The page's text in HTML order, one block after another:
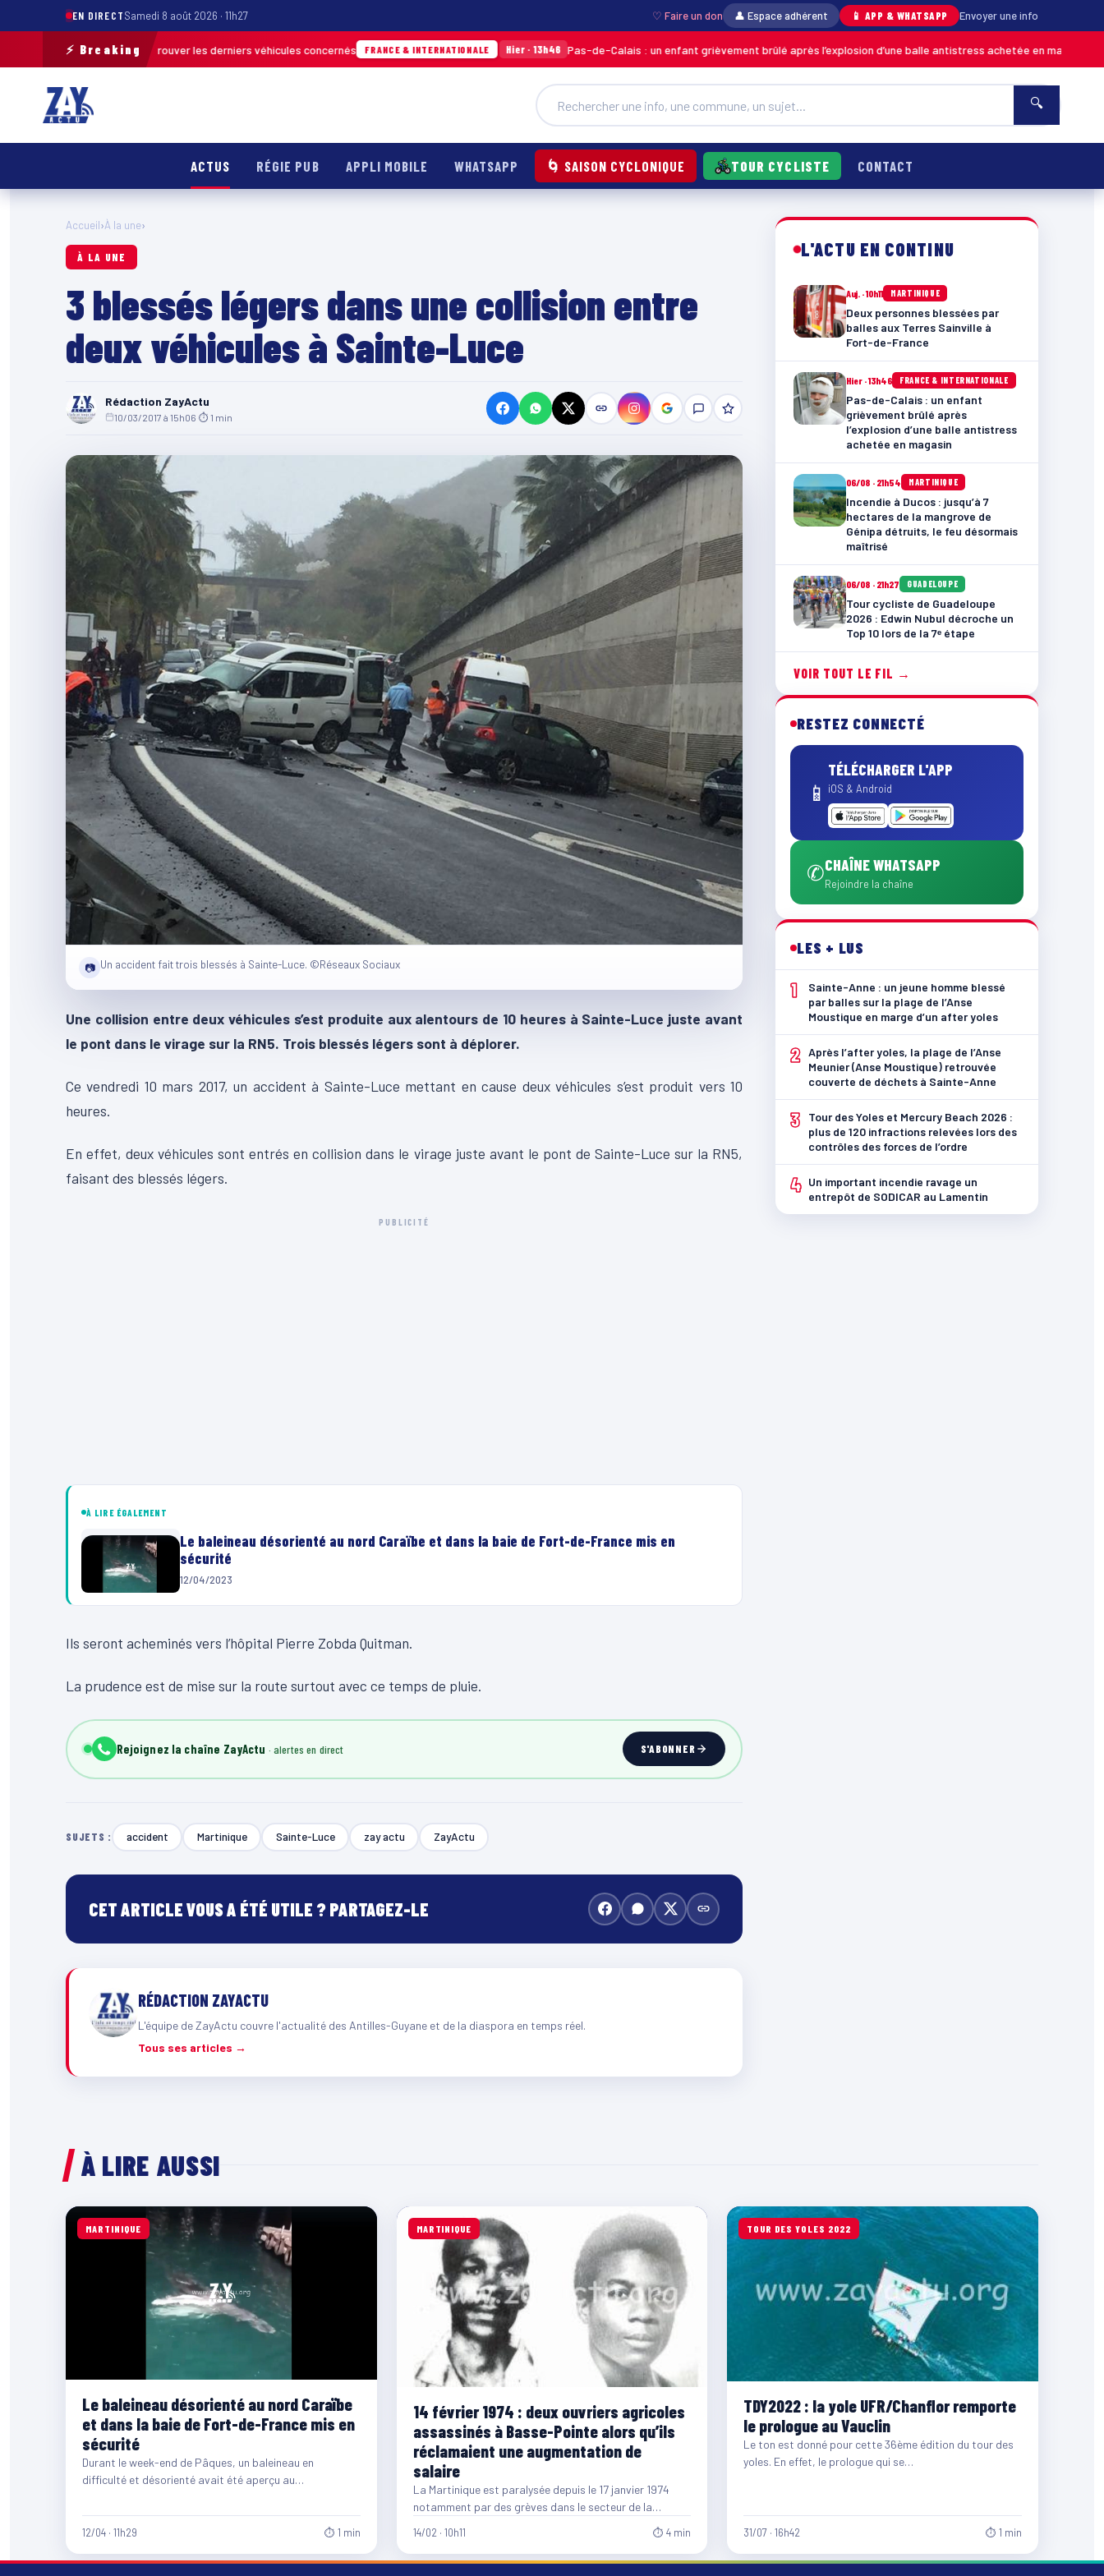
EN DIRECTSamedi 8 août 2026 · 11h27 ♡ Faire un don 👤 Espace adhérent 📱 APP & WHATSAPP Envoyer une info
⚡ Breaking
de terrain pour retrouver les derniers véhicules concernés FRANCE & INTERNATIONALE Hier · 13h46 Pas-de-Calais : un enfant grièvement brûlé après l’explosion d’une balle antistress achetée en magasin MARTINIQUE
🔍
ACTUS RÉGIE PUB APPLI MOBILE WHATSAPP 🌀 SAISON CYCLONIQUE TOUR CYCLISTE CONTACT
Accueil›À la une›
À LA UNE
3 blessés légers dans une collision entre
deux véhicules à Sainte-Luce
Rédaction ZayActu
10/03/2017 à 15h06 ⏱ 1 min
📷 Un accident fait trois blessés à Sainte-Luce. ©Réseaux Sociaux
Une collision entre deux véhicules s’est produite aux alentours de 10 heures à Sainte-Luce juste avant
le pont dans le virage sur la RN5. Trois blessés légers sont à déplorer.
Ce vendredi 10 mars 2017, un accident à Sainte-Luce mettant en cause deux véhicules s’est produit vers 10
heures.
En effet, deux véhicules sont entrés en collision dans le virage juste avant le pont de Sainte-Luce sur la RN5,
faisant des blessés légers.
PUBLICITÉ
À LIRE ÉGALEMENT
Le baleineau désorienté au nord Caraïbe et dans la baie de Fort-de-France mis en
sécurité
12/04/2023
Ils seront acheminés vers l’hôpital Pierre Zobda Quitman.
La prudence est de mise sur la route surtout avec ce temps de pluie.
Rejoignez la chaîne ZayActu S'ABONNER
SUJETS : accident Martinique Sainte-Luce zay actu ZayActu
CET ARTICLE VOUS A ÉTÉ UTILE ? PARTAGEZ-LE
RÉDACTION ZAYACTU
L'équipe de ZayActu couvre l'actualité des Antilles-Guyane et de la diaspora en temps réel.
Tous ses articles →
L'ACTU EN CONTINU
Auj. · 10h11 MARTINIQUE
Deux personnes blessées par
balles aux Terres Sainville à
Fort-de-France
Hier · 13h46 FRANCE & INTERNATIONALE
Pas-de-Calais : un enfant
grièvement brûlé après
l’explosion d’une balle antistress
achetée en magasin
06/08 · 21h54 MARTINIQUE
Incendie à Ducos : jusqu’à 7
hectares de la mangrove de
Génipa détruits, le feu désormais
maîtrisé
06/08 · 21h27 GUADELOUPE
Tour cycliste de Guadeloupe
2026 : Edwin Nubul décroche un
Top 10 lors de la 7ᵉ étape
VOIR TOUT LE FIL →
RESTEZ CONNECTÉ
📱
TÉLÉCHARGER L'APP
iOS & Android
✆CHAÎNE WHATSAPP
Rejoindre la chaîne
LES + LUS
1
Sainte-Anne : un jeune homme blessé
par balles sur la plage de l’Anse
Moustique en marge d’un after yoles
2 Après l’after yoles, la plage de l’Anse
Meunier (Anse Moustique) retrouvée
couverte de déchets à Sainte-Anne
3
Tour des Yoles et Mercury Beach 2026 :
plus de 120 infractions relevées lors des
contrôles des forces de l’ordre
4 Un important incendie ravage un
entrepôt de SODICAR au Lamentin
À LIRE AUSSI
MARTINIQUE
Le baleineau désorienté au nord Caraïbe
et dans la baie de Fort-de-France mis en
sécurité
Durant le week-end de Pâques, un baleineau en
difficulté et désorienté avait été aperçu au
12/04 · 11h29 ⏱ 1 min
MARTINIQUE
14 février 1974 : deux ouvriers agricoles
assassinés à Basse-Pointe alors qu’ils
réclamaient une augmentation de
salaire
La Martinique est paralysée depuis le 17 janvier 1974
notamment par des grèves dans le secteur de la…
14/02 · 10h11 ⏱ 4 min
TOUR DES YOLES 2022
TDY2022 : la yole UFR/Chanflor remporte
le prologue au Vauclin
Le ton est donné pour cette 36ème édition du tour des
yoles. En effet, le prologue qui se…
31/07 · 16h42 ⏱ 1 min